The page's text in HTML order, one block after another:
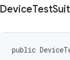
DeviceTest
public